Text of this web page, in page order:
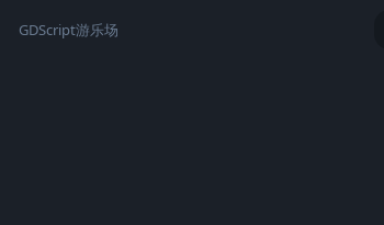
GDScript游乐场